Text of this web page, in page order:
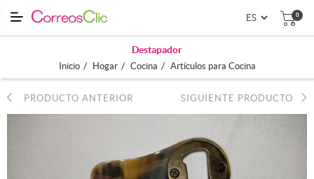
0
Destapador
Inicio / Hogar / Cocina / Artículos para Cocina
PRODUCTO ANTERIOR SIGUIENTE PRODUCTO